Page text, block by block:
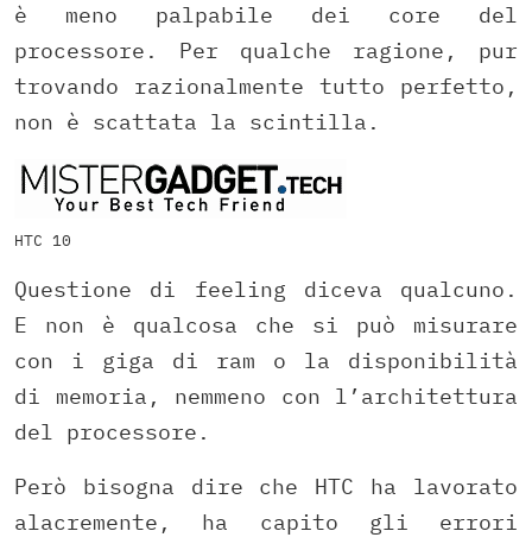
è meno palpabile dei core del
processore. Per qualche ragione, pur
trovando razionalmente tutto perfetto,
non è scattata la scintilla.
HTC 10
Questione di feeling diceva qualcuno.
E non è qualcosa che si può misurare
con i giga di ram o la disponibilità
di memoria, nemmeno con l’architettura
del processore.
Però bisogna dire che HTC ha lavorato
alacremente, ha capito gli errori